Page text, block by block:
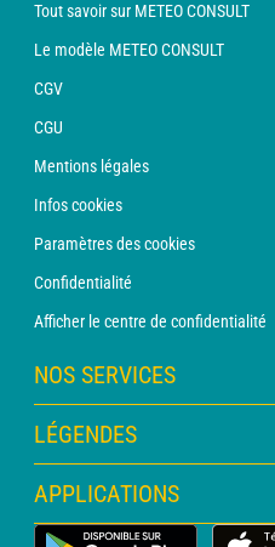
Tout savoir sur METEO CONSULT
Le modèle METEO CONSULT
CGV
CGU
Mentions légales
Infos cookies
Paramètres des cookies
Confidentialité
Afficher le centre de confidentialité
NOS SERVICES
Abonnement METEO Xpert
Abonnement METEO PRO
Consultation avec un prévisionniste
LÉGENDES
Légende des cartes
Légende des pictogrammes
APPLICATIONS